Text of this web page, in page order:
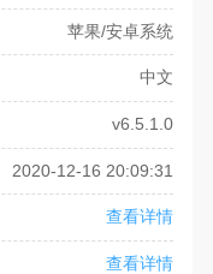
苹果/安卓系统
中文
v6.5.1.0
2020-12-16 20:09:31
查看详情
查看详情